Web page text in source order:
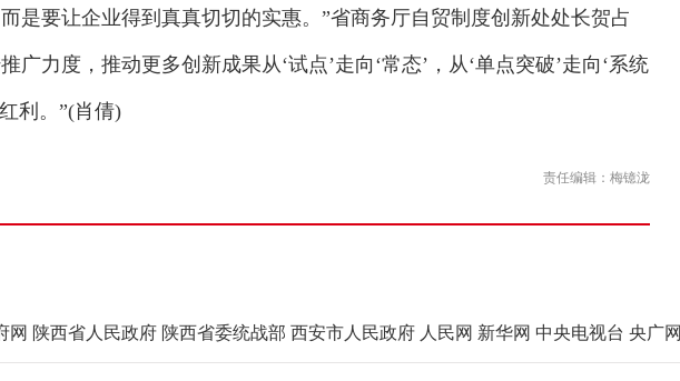
要让企业得到真真切切的实惠。”省商务厅自贸制度创新处处长贺占
广力度，推动更多创新成果从‘试点’走向‘常态’，从‘单点突破’走向‘系统
利。”(肖倩)
责任编辑：梅镱泷
网 陕西省人民政府 陕西省委统战部 西安市人民政府 人民网 新华网 中央电视台 央广网